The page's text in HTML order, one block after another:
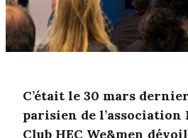
C’était le 30 mars
parisien de l’association
Club HEC We&men